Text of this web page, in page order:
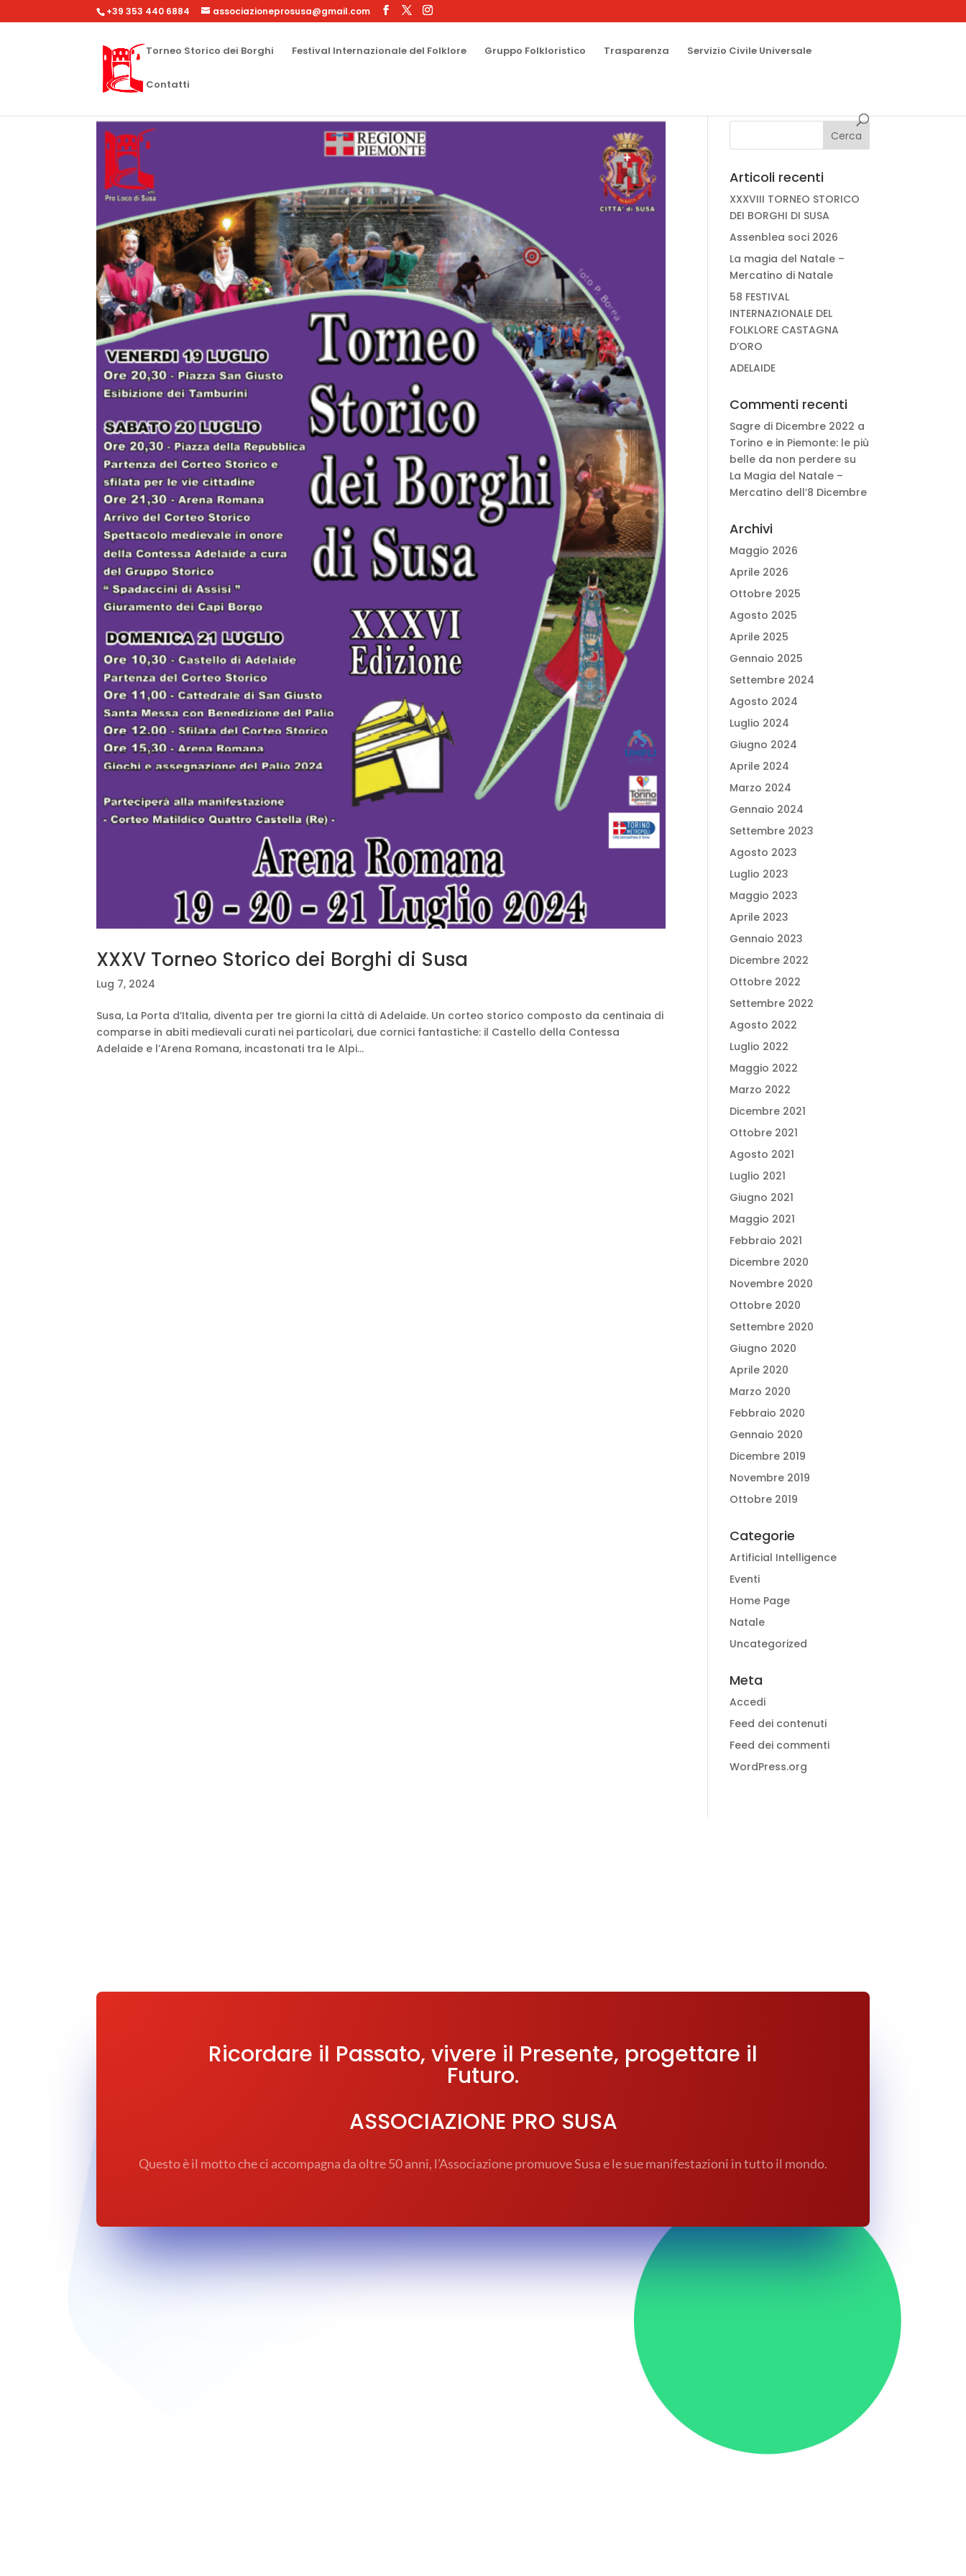
+39 353 440 6884 associazioneprosusa@gmail.com
Torneo Storico dei Borghi Festival Internazionale del Folklore Gruppo Folkloristico Trasparenza Servizio Civile Universale
Contatti
XXXV Torneo Storico dei Borghi di Susa
Lug 7, 2024
Susa, La Porta d’Italia, diventa per tre giorni la città di Adelaide. Un corteo storico composto da centinaia di
comparse in abiti medievali curati nei particolari, due cornici fantastiche: il Castello della Contessa
Adelaide e l’Arena Romana, incastonati tra le Alpi...
Articoli recenti
XXXVIII TORNEO STORICO
DEI BORGHI DI SUSA
Assenblea soci 2026
La magia del Natale –
Mercatino di Natale
58 FESTIVAL
INTERNAZIONALE DEL
FOLKLORE CASTAGNA
D’ORO
ADELAIDE
Commenti recenti
Sagre di Dicembre 2022 a
Torino e in Piemonte: le più
belle da non perdere su
La Magia del Natale –
Mercatino dell’8 Dicembre
Archivi
Maggio 2026
Aprile 2026
Ottobre 2025
Agosto 2025
Aprile 2025
Gennaio 2025
Settembre 2024
Agosto 2024
Luglio 2024
Giugno 2024
Aprile 2024
Marzo 2024
Gennaio 2024
Settembre 2023
Agosto 2023
Luglio 2023
Maggio 2023
Aprile 2023
Gennaio 2023
Dicembre 2022
Ottobre 2022
Settembre 2022
Agosto 2022
Luglio 2022
Maggio 2022
Marzo 2022
Dicembre 2021
Ottobre 2021
Agosto 2021
Luglio 2021
Giugno 2021
Maggio 2021
Febbraio 2021
Dicembre 2020
Novembre 2020
Ottobre 2020
Settembre 2020
Giugno 2020
Aprile 2020
Marzo 2020
Febbraio 2020
Gennaio 2020
Dicembre 2019
Novembre 2019
Ottobre 2019
Categorie
Artificial Intelligence
Eventi
Home Page
Natale
Uncategorized
Meta
Accedi
Feed dei contenuti
Feed dei commenti
WordPress.org
Ricordare il Passato, vivere il Presente, progettare il
Futuro.
ASSOCIAZIONE PRO SUSA
Questo è il motto che ci accompagna da oltre 50 anni, l’Associazione promuove Susa e le sue manifestazioni in tutto il mondo.